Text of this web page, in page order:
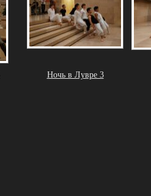
Ночь в Лувре 3